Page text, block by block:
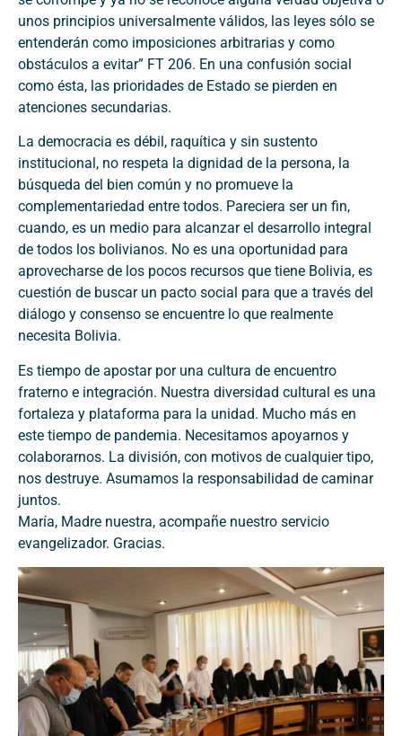
unos principios universalmente válidos, las leyes sólo se
entenderán como imposiciones arbitrarias y como
obstáculos a evitar” FT 206. En una confusión social
como ésta, las prioridades de Estado se pierden en
atenciones secundarias.
La democracia es débil, raquítica y sin sustento
institucional, no respeta la dignidad de la persona, la
búsqueda del bien común y no promueve la
complementariedad entre todos. Pareciera ser un fin,
cuando, es un medio para alcanzar el desarrollo integral
de todos los bolivianos. No es una oportunidad para
aprovecharse de los pocos recursos que tiene Bolivia, es
cuestión de buscar un pacto social para que a través del
diálogo y consenso se encuentre lo que realmente
necesita Bolivia.
Es tiempo de apostar por una cultura de encuentro
fraterno e integración. Nuestra diversidad cultural es una
fortaleza y plataforma para la unidad. Mucho más en
este tiempo de pandemia. Necesitamos apoyarnos y
colaborarnos. La división, con motivos de cualquier tipo,
nos destruye. Asumamos la responsabilidad de caminar
juntos.
María, Madre nuestra, acompañe nuestro servicio
evangelizador. Gracias.